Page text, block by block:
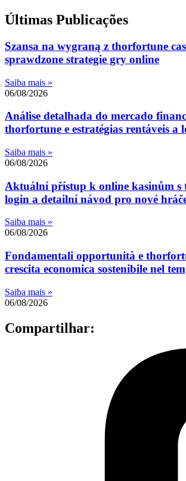
Últimas Publicações
Szansa na wygraną z thorfortune
sprawdzone strategie gry online
Saiba mais »
06/08/2026
Análise detalhada do mercado
thorfortune e estratégias rentáveis a
Saiba mais »
06/08/2026
Aktuální přístup k online kasinům s
login a detailní návod pro nové
Saiba mais »
06/08/2026
Fondamentali opportunità e
crescita economica sostenibile nel
Saiba mais »
06/08/2026
Compartilhar: